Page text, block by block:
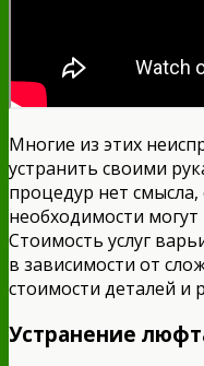
Многие из этих
устранить своими
процедур нет
необходимости
Стоимость услуг
в зависимости от
стоимости деталей и
Устранение